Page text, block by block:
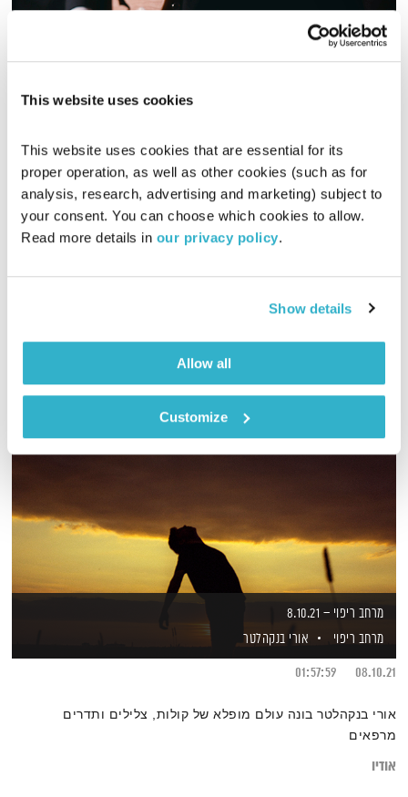
This website uses cookies
This website uses cookies that are essential for its
proper operation, as well as other cookies (such as for
analysis, research, advertising and marketing) subject to
your consent. You can choose which cookies to allow.
Read more details in our privacy policy.
Show details
Allow all
Customize
התעוררות
גליה גלעדי
23.12.21
01:27:46
גליה גלעדי מזמינה אתכם להתעורר יחדיו בכל בוקר, עם מוזיקה
מרחב ריפוי – 8.10.21
מרחב ריפוי
אורי בנקהלטר
08.10.21
01:57:59
אורי בנקהלטר בונה עולם מופלא של קולות, צלילים ותדרים
מרפאים
אודיו